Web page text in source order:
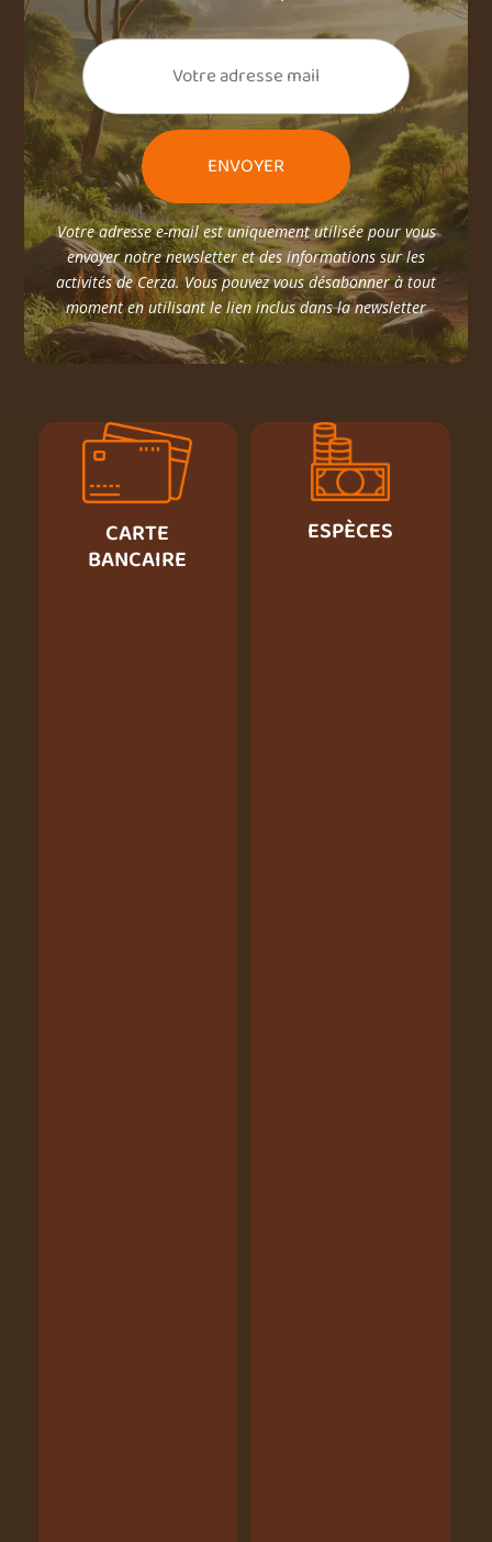
Votre adresse e-mail est uniquement utilisée pour vous
envoyer notre newsletter et des informations sur les
activités de Cerza. Vous pouvez vous désabonner à tout
moment en utilisant le lien inclus dans la newsletter
CARTE
BANCAIRE
ESPÈCES